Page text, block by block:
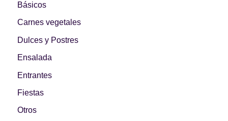
Básicos
Carnes vegetales
Dulces y Postres
Ensalada
Entrantes
Fiestas
Otros